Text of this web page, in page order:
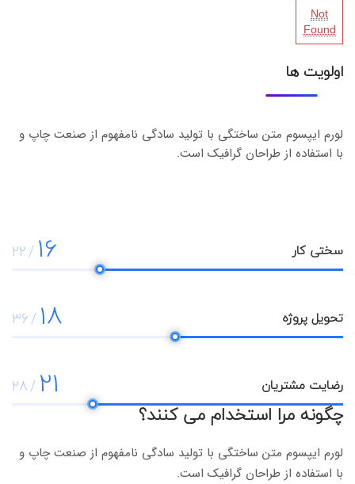
Not
Found
اولویت ها
لورم ایپسوم متن ساختگی با تولید سادگی نامفهوم از صنعت چاپ و
با استفاده از طراحان گرافیک است.
سختی کار 16
22
تحویل پروژه 18
36
رضایت مشتریان 21
28
چگونه مرا استخدام می کنند؟
لورم ایپسوم متن ساختگی با تولید سادگی نامفهوم از صنعت چاپ و
با استفاده از طراحان گرافیک است.